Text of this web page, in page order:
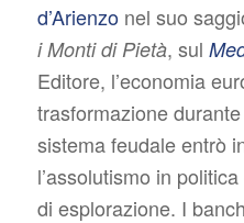
d’Arienzonel suo
i Monti di Pietà, sul
Editore, l’economia
trasformazione
sistema feudale entrò
l’assolutismo in
di esplorazione. I